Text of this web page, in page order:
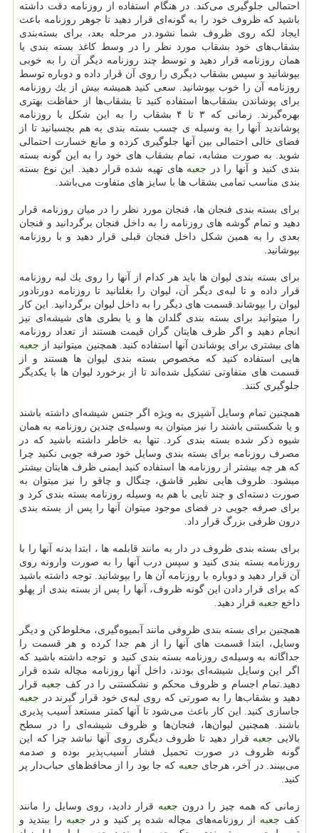
احتمالی جلوگیری می‌كند. در هنگام استفاده از روزنامه دقت داشته
باشید كه ظروف خود را به گونه‌ای قرار دهید تا جوهر روزنامه باعث
ایجاد لكه روی ظروف شما نشود.در مرحله بعد، برای بسته‌بندی
بشقاب‌های خود بشقاب مورد نظر را در وسط كاغذ بسته بندی یا
همان روزنامه قرار دهید و توسط چند روزنامه دیگر آن را به خوبی
بپوشانید و سپس بشقاب دیگری را روی آن قرار داده و دوباره توسط
روزنامه آن را خوب بپوشانید. سعی كنید همیشه بیش از یك روزنامه
برای پوشاندن بشقاب‌ها استفاده كنید تا بشقاب‌ها از حفاظت بهتری
بهره‌گیرند. زمانی كه ۳ تا ۴ بشقاب را به این شكل با روزنامه
پوشاندید آنها را به وسیله ی چسب بسته بندی به هم بچسبانید تا از
فضای خالی احتمالی بین آنها جلوگیری كرده و مانع خسارت احتمالی
شوید. به صورت مشابه، تمام بشقاب های خود را به این گونه بسته
بندی كنید و آنها را در جعبه های تهیه شده قرار دهید. این نوع بسته
بندی مناسب تمامی بشقاب ها با سایز های متفاوت می‌باشد.
برای بسته بندی فنجان ها، فنجان مورد نظر را در میان روزنامه قرار
دهید و تمام گوشه های روزنامه را به داخل فنجان برگردانید و فنجان
بعدی را به همین شكل داخل فنجان قبلی قرار دهید و با روزنامه
بپوشانید.
برای بسته بندی لیوان ها باید هر كدام از آنها را روی یك لبه روزنامه
قرار داده و تا لبه‌ی دیگر آن، لیوان را بغلتانید تا روزنامه دور‌تا‌دور
لیوان را بپوشاند.قسمت های دیگر را به داخل لیوان برگردانید. این كار
را میتوانید برای بسته بندی گلدان ها و یا بطری های شیشه‌ای نیز
انجام دهید و اگر ظرف هایتان گران قیمت هستند از تعداد روزنامه
های بیشتری برای پوشاندن آنها استفاده كنید. همچنین میتوانید از جعبه
هایی استفاده كنید كه مخصوص بسته بندی لیوان ها هستند و از
قسمت های متفاوتی تشكیل شده‌اند تا از برخورد لیوان ها با یكدیگر
جلوگیری كنند.
همچنین تمام وسایل آشپزی به ویژه اگر جنس شیشه‌ای داشته باشند
و یا شكستنی باشند را نیز میتوان به وسیله‌ی چندین روزنامه به همان
شیوه ذكر شده بسته بندی كرد. تنها به خاطر داشته باشید كه در
مصرف روزنامه برای بسته بندی وسایل خود صرفه جویی نكنید چرا
كه هر چه بیشتر از روزنامه ها استفاده كنید ایمنی ظرف هایتان بیشتر
میشود. ظروف هایی نظیر قاشق، چنگال و چاقو را نیز میتوان به
صورت دسته‌ای و چند تایی با هم به وسیله روزنامه بسته بندی كرد و
برای صرفه جویی در فضای موجود میتوان آنها را پس از بسته بندی
درون ظرفی بزرگ قرار داد.
برای بسته بندی ظروف در دار به مانند قابلمه ها ، ابتدا بدنه آنها را با
روزنامه بسته بندی كنید و سپس درب آنها را به صورت وارونه روی
آن قرار دهید و دوباره با روزنامه آن ها را بپوشانید. توجه داشته باشید
كه برای قرار دادن این گونه ظروف، آنها را پس از بسته بندی از پهلو
داخع جعبه قرار دهید.
همچنین برای بسته بندی ظروفی مانند آبمیوه‌گیری، مخلوط‌كن و دیگر
وسایل، ابتدا قسمت های آنها را از هم جدا كرده و هر قسمت را
جداگانه به وسیله‌ی روزنامه بسته بندی كنید و توجه داشته باشید كه
اگر این وسایل شیشه‌ای بودند، داخل آنها روزنامه مچاله شده قرار
دهید.تمام اجسام و ظروف محكم و نشكستنی را در كف جعبه قرار
دهید و بشقاب‌ها را به صورتی كه روی لبه‌ی خود قرار گیرند در جعبه
جاسازی كنید. این كار باعث می‌شود تا آنها كمتر مستعد آسیب پذیری
باشند. همچنین لیوان‌ها، فنجان‌ها و ظروف شیشه‌ای را در سطح
بالایی جعبه قرار دهید تا ظروف دیگری روی آنها نباشد چرا كه این
گونه ظروف در صورت تحمیل فشار آسیب‌پذیر بوده و صدمه
می‌بینند. در آخر، هر‌جای جعبه كه جا بود را از محافظ‌های حباب‌دار پر
كنید.
زمانی كه همه چیز را درون جعبه قرار دادید، روی وسایل را مانند
كف جعبه از روزنامه‌های مچاله شده پر كنید و در جعبه را ببندید و